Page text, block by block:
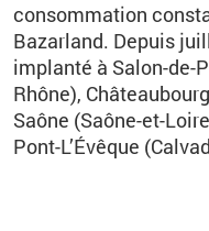
consommation
Bazarland. Depuis
implanté à Salon-de-
Rhône),
Saône (Saône-et-
Pont-L’Évêque